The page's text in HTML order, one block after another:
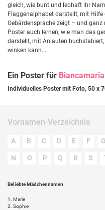
gleich, wie bunt und lebhaft ihr
Flaggenalphabet darstellt, mit
Gebärdensprache zeigt – und ganz
Poster auch lernen, wie man das
darstellt, mit Anlauten
winken kann...
Ein Poster für Biancamaria
Individuelles Poster mit Foto, 50 x
Vornamen-Verzeichnis
A B C D E F G
N O P Q R S
Beliebte Mädchennamen
1.
Marie
2. Sophie